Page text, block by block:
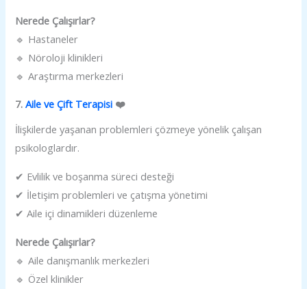
Nerede Çalışırlar?
🔹 Hastaneler
🔹 Nöroloji klinikleri
🔹 Araştırma merkezleri
7. Aile ve Çift Terapisi ❤️
İlişkilerde yaşanan problemleri çözmeye yönelik çalışan
psikologlardır.
✔ Evlilik ve boşanma süreci desteği
✔ İletişim problemleri ve çatışma yönetimi
✔ Aile içi dinamikleri düzenleme
Nerede Çalışırlar?
🔹 Aile danışmanlık merkezleri
🔹 Özel klinikler